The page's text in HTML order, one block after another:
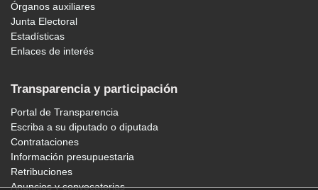
Órganos auxiliares
Junta Electoral
Estadísticas
Enlaces de interés
Transparencia y participación
Portal de Transparencia
Escriba a su diputado o diputada
Contrataciones
Información presupuestaria
Retribuciones
Anuncios y convocatorias